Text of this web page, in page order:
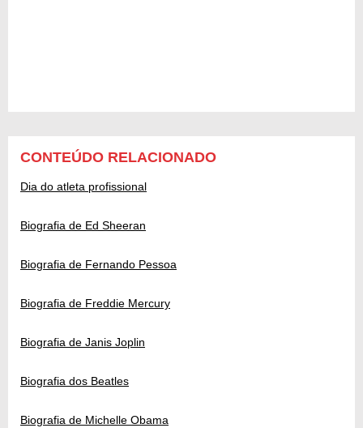
CONTEÚDO RELACIONADO
Dia do atleta profissional
Biografia de Ed Sheeran
Biografia de Fernando Pessoa
Biografia de Freddie Mercury
Biografia de Janis Joplin
Biografia dos Beatles
Biografia de Michelle Obama